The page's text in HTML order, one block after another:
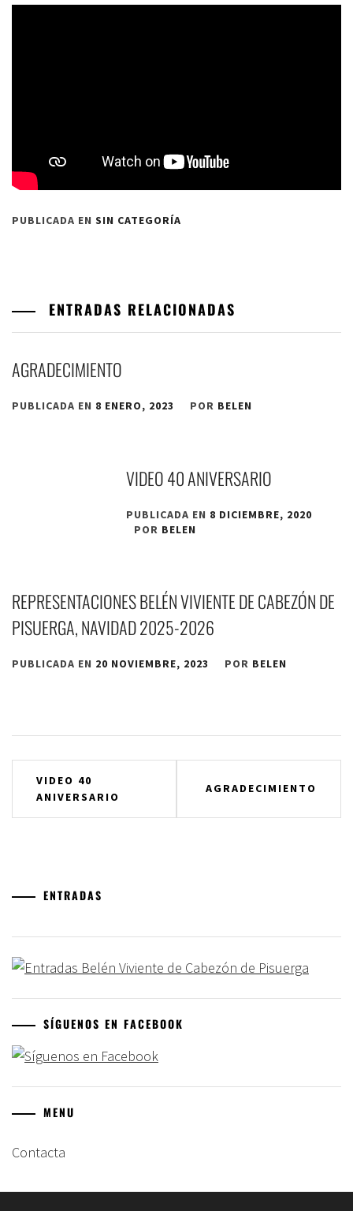
PUBLICADA EN SIN CATEGORÍA
ENTRADAS RELACIONADAS
AGRADECIMIENTO
PUBLICADA EN 8 ENERO, 2023 POR BELEN
VIDEO 40 ANIVERSARIO
PUBLICADA EN 8 DICIEMBRE, 2020
POR BELEN
REPRESENTACIONES BELÉN VIVIENTE DE CABEZÓN DE
PISUERGA, NAVIDAD 2025-2026
PUBLICADA EN 20 NOVIEMBRE, 2023 POR BELEN
Navegación
VIDEO 40
ANIVERSARIO
AGRADECIMIENTO
ENTRADAS
SÍGUENOS EN FACEBOOK
MENU
Contacta